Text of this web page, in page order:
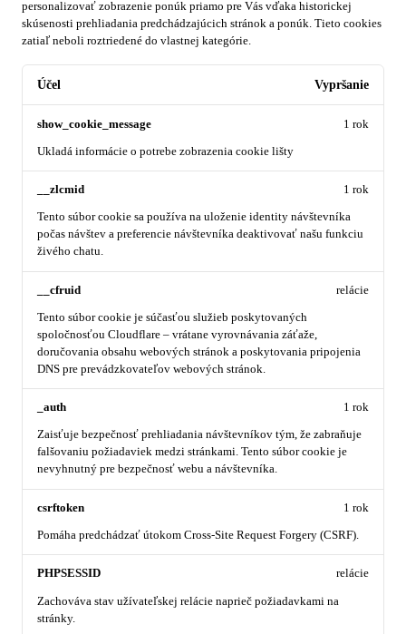
personalizovať zobrazenie ponúk priamo pre Vás vďaka historickej
skúsenosti prehliadania predchádzajúcich stránok a ponúk. Tieto cookies
zatiaľ neboli roztriedené do vlastnej kategórie.
Účel Vypršanie
show_cookie_message
Ukladá informácie o potrebe zobrazenia cookie lišty
1 rok
__zlcmid
Tento súbor cookie sa používa na uloženie identity návštevníka
počas návštev a preferencie návštevníka deaktivovať našu funkciu
živého chatu.
1 rok
__cfruid
Tento súbor cookie je súčasťou služieb poskytovaných
spoločnosťou Cloudflare – vrátane vyrovnávania záťaže,
doručovania obsahu webových stránok a poskytovania pripojenia
DNS pre prevádzkovateľov webových stránok.
relácie
_auth
Zaisťuje bezpečnosť prehliadania návštevníkov tým, že zabraňuje
falšovaniu požiadaviek medzi stránkami. Tento súbor cookie je
nevyhnutný pre bezpečnosť webu a návštevníka.
1 rok
csrftoken
Pomáha predchádzať útokom Cross-Site Request Forgery (CSRF).
1 rok
PHPSESSID
Zachováva stav užívateľskej relácie naprieč požiadavkami na
stránky.
relácie